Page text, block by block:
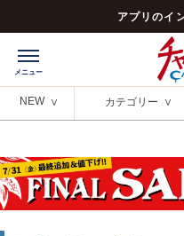
アプリのイ
NEW カテゴリー